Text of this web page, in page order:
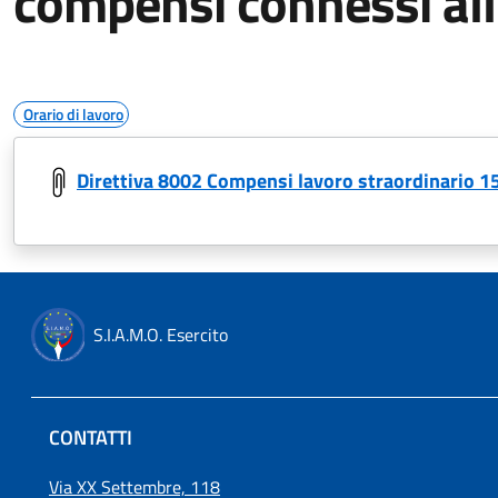
Orario di lavoro
Direttiva 8002 Compensi lavoro straordinario
S.I.A.M.O. Esercito
CONTATTI
Via XX Settembre, 118